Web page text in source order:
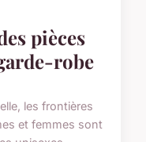
pièces
robe
les frontières
et femmes sont